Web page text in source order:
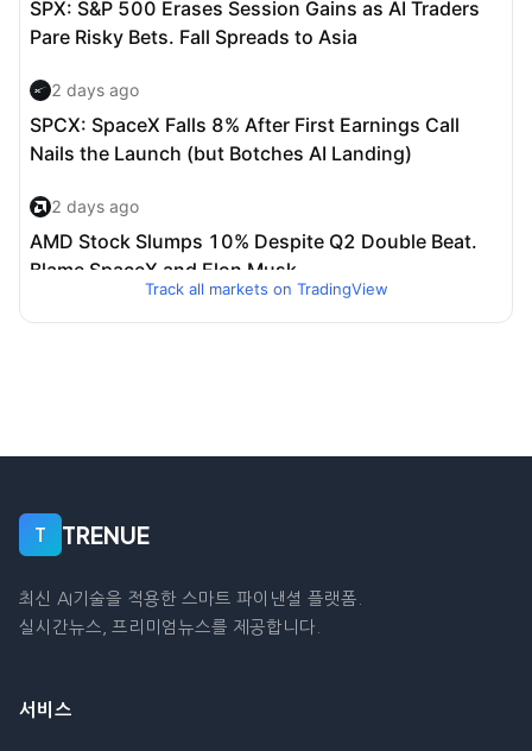
Track all markets on TradingView
T TRENUE
최신 AI기술을 적용한 스마트 파이낸셜 플랫폼.
실시간뉴스, 프리미엄뉴스를 제공합니다.
서비스